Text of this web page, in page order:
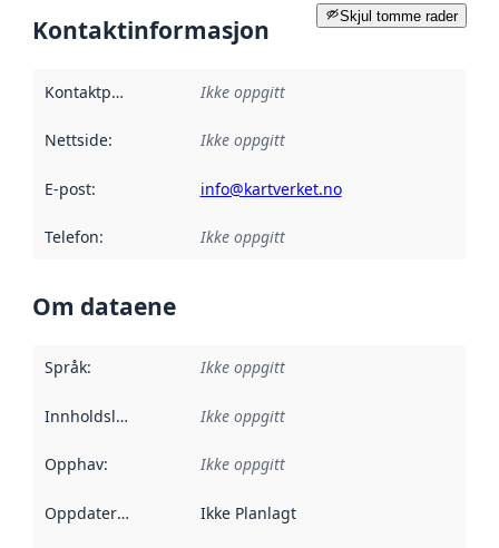
Skjul tomme rader
Kontaktinformasjon
Kontaktpunkt Ikke oppgitt
Nettside: Ikke oppgitt
E-post: info@kartverket.no
Telefon: Ikke oppgitt
Om dataene
Språk: Ikke oppgitt
Innholdsleverandører :
Ikke oppgitt
Opphav: Ikke oppgitt
Oppdateringsfrekvens :
Ikke Planlagt